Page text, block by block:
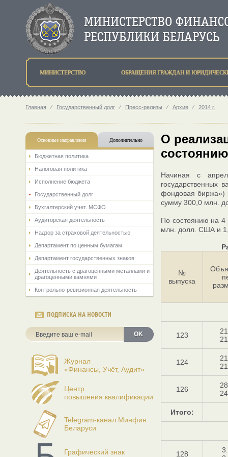
МИНИСТЕРСТВО ОБРАЩЕНИЯ ГРАЖДАН И
Главная ⁄ Государственный долг ⁄ Пресс-релизы ⁄ Архив ⁄ 2014 г.
Основные направления Дополнительно
Бюджетная политика
Налоговая политика
Исполнение бюджета
Государственный долг
Бухгалтерский учет. МСФО
Аудиторская деятельность
Надзор за страховой деятельностью
Департамент по ценным бумагам
Департамент государственных знаков
Деятельность с драгоценными металлами и
драгоценными камнями
Контрольно-ревизионная деятельность
ПОДПИСКА НА НОВОСТИ
OK
Журнал
«Финансы, Учёт, Аудит»
Центр
повышения квалификации
Telegram-канал Минфин
Беларуси
Графический знак
О
Начиная с
государственных
фондовая биржа»)
сумму 300,0 млн.
По состоянию на 4
млн. долл. США и
№
выпуска
123
124
126
Итого:
128